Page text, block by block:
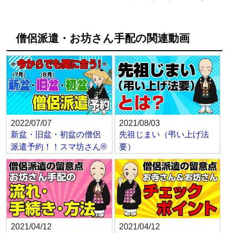
僧侶派遣・お坊さん手配の関連動画
2022/07/07
新盆・旧盆・初盆の僧侶
派遣予約！！スマ坊さん®
2021/08/03
先祖じまい（弔い上げ法
要）
2021/04/12
2021/04/12